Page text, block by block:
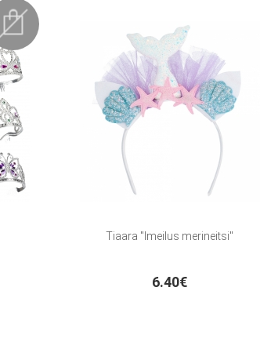
Tiaara "Imeilus merineitsi"
6.40€